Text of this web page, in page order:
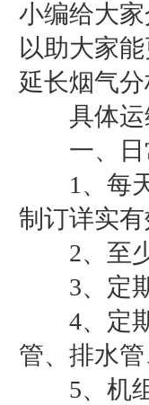
小编给大
以助大家
延长烟气
具体运
一、日
1、每天
制订详实
2、至少
3、定期
4、定期
管、排水
5、机组